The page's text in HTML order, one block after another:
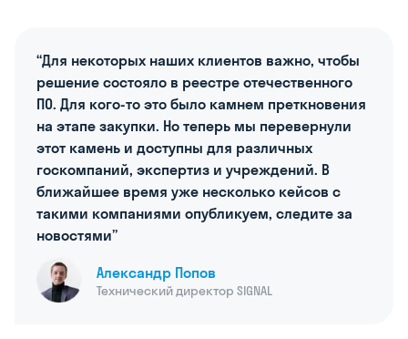
“Для некоторых наших клиентов важно, чтобы
решение состояло в реестре отечественного
ПО. Для кого-то это было камнем преткновения
на этапе закупки. Но теперь мы перевернули
этот камень и доступны для различных
госкомпаний, экспертиз и учреждений. В
ближайшее время уже несколько кейсов с
такими компаниями опубликуем, следите за
новостями”
Александр Попов
Технический директор SIGNAL